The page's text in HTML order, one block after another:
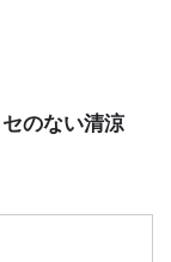
のない清涼